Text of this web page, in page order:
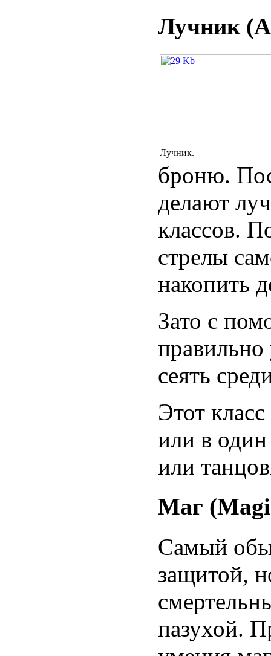
Лучник
Лучник.
броню.
делают
классов.
стрелы
накопить
Зато с
сеять
Этот
или в
или
Маг
Самый
защитой,
пазухой.